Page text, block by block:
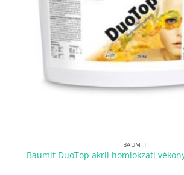
BAUMIT
Baumit DuoTop akril homlokzati